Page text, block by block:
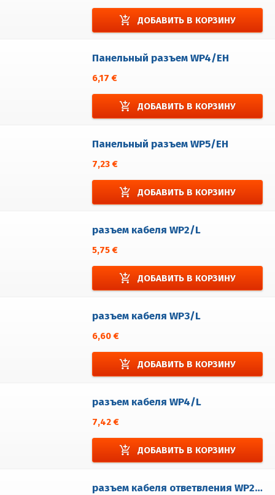
add_shopping_cart ДОБАВИТЬ В КОРЗИНУ
Панельный разъем WP4/EH
6,17 €
add_shopping_cart ДОБАВИТЬ В КОРЗИНУ
Панельный разъем WP5/EH
7,23 €
add_shopping_cart ДОБАВИТЬ В КОРЗИНУ
разъем кабеля WP2/L
5,75 €
add_shopping_cart ДОБАВИТЬ В КОРЗИНУ
разъем кабеля WP3/L
6,60 €
add_shopping_cart ДОБАВИТЬ В КОРЗИНУ
разъем кабеля WP4/L
7,42 €
add_shopping_cart ДОБАВИТЬ В КОРЗИНУ
разъем кабеля ответвления WP2/DT